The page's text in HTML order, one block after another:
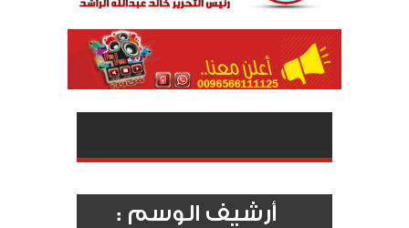
أرشيف الوسم :